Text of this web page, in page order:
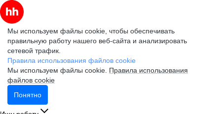
Мы используем файлы cookie, чтобы обеспечивать
правильную работу нашего веб-сайта и анализировать
сетевой трафик.
Правила использования файлов cookie
Мы используем файлы cookie. Правила использования
файлов cookie
Понятно